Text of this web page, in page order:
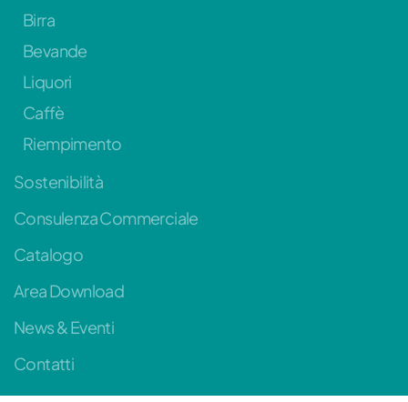
Birra
Bevande
Liquori
Caffè
Riempimento
Sostenibilità
Consulenza Commerciale
Catalogo
Area Download
News & Eventi
Contatti